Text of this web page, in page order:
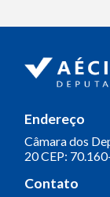
Endereço
Câmara dos
20CEP:
Contato